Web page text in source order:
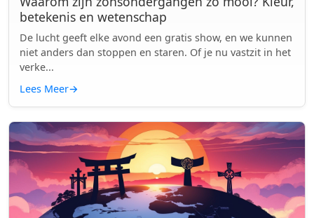
betekenis en wetenschap
De lucht geeft elke avond een gratis show, en we kunnen
niet anders dan stoppen en staren. Of je nu vastzit in het
verke...
Lees Meer→